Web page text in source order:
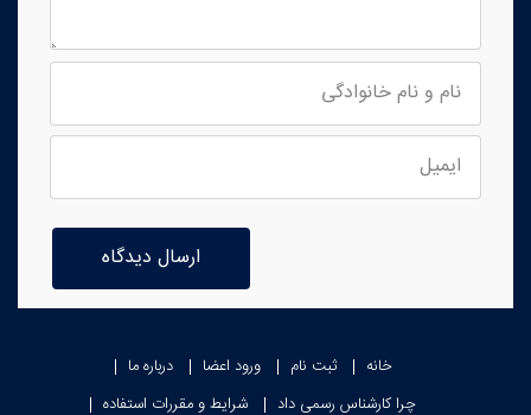
ارسال دیدگاه
خانه ثبت نام ورود اعضا
درباره ما
چرا کارشناس رسمی داد
شرایط و مقررات استفاده